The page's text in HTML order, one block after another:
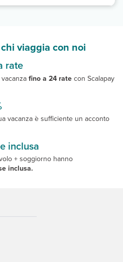
viaggia con noi
rate
fino a 24 rate con Scalapay
vacanza è sufficiente un acconto
inclusa
+ soggiorno hanno
inclusa.